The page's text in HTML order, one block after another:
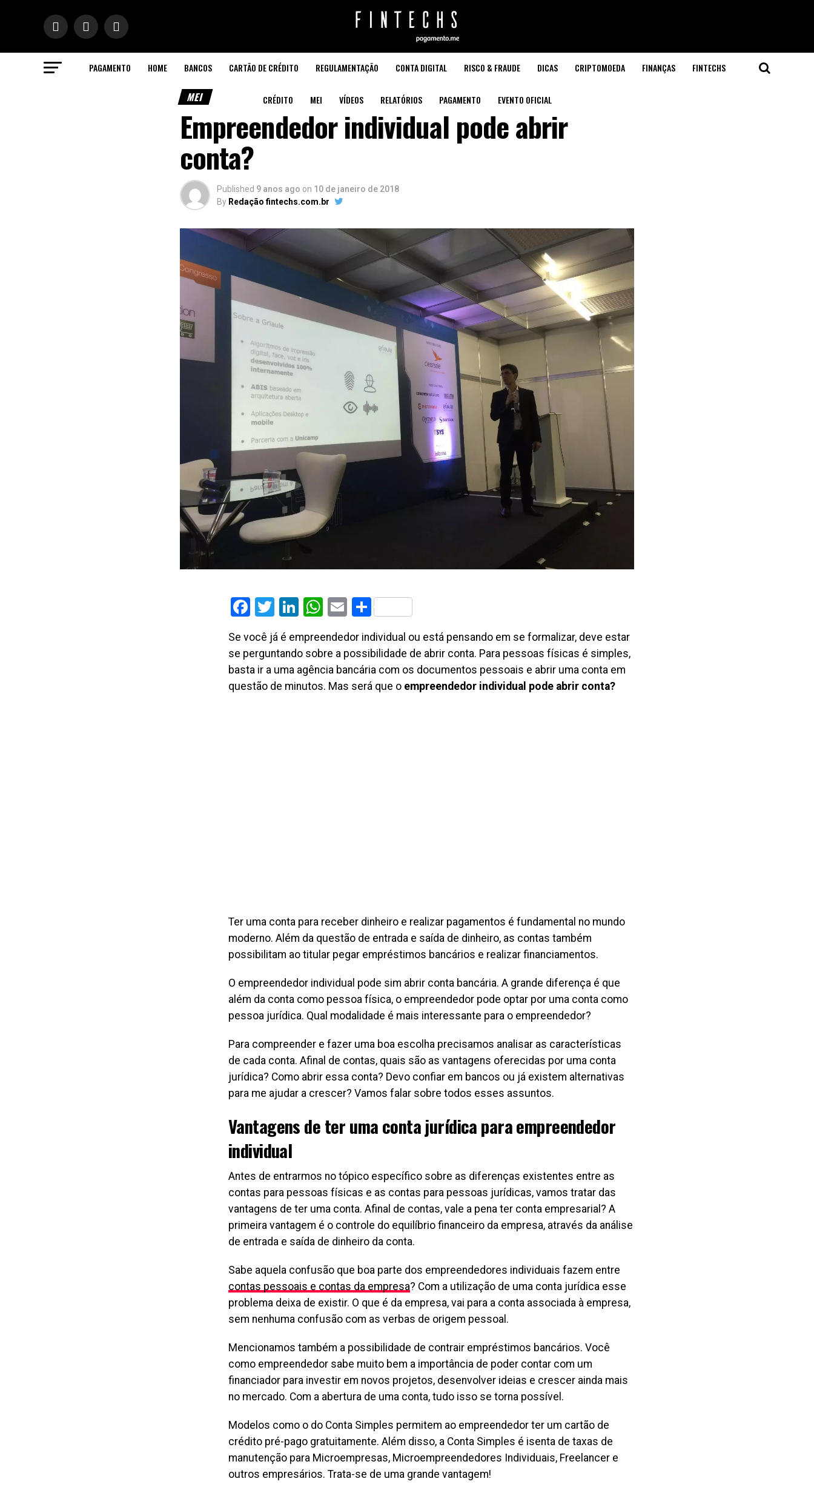
PAGAMENTO HOME BANCOS CARTÃO DE CRÉDITO REGULAMENTAÇÃO CONTA DIGITAL RISCO & FRAUDE DICAS CRIPTOMOEDA FINANÇAS FINTECHS
CRÉDITO MEI VÍDEOS RELATÓRIOS PAGAMENTO EVENTO OFICIAL
MEI
Empreendedor individual pode abrir
conta?
Published 9 anos ago on 10 de janeiro de 2018
By Redação fintechs.com.br
Facebook
Twitter
LinkedIn
WhatsApp
EmailShare
Se você já é empreendedor individual ou está pensando em se formalizar, deve estar
se perguntando sobre a possibilidade de abrir conta. Para pessoas físicas é simples,
basta ir a uma agência bancária com os documentos pessoais e abrir uma conta em
questão de minutos. Mas será que o empreendedor individual pode abrir conta?
Ter uma conta para receber dinheiro e realizar pagamentos é fundamental no mundo
moderno. Além da questão de entrada e saída de dinheiro, as contas também
possibilitam ao titular pegar empréstimos bancários e realizar financiamentos.
O empreendedor individual pode sim abrir conta bancária. A grande diferença é que
além da conta como pessoa física, o empreendedor pode optar por uma conta como
pessoa jurídica. Qual modalidade é mais interessante para o empreendedor?
Para compreender e fazer uma boa escolha precisamos analisar as características
de cada conta. Afinal de contas, quais são as vantagens oferecidas por uma conta
jurídica? Como abrir essa conta? Devo confiar em bancos ou já existem alternativas
para me ajudar a crescer? Vamos falar sobre todos esses assuntos.
Vantagens de ter uma conta jurídica para empreendedor
individual
Antes de entrarmos no tópico específico sobre as diferenças existentes entre as
contas para pessoas físicas e as contas para pessoas jurídicas, vamos tratar das
vantagens de ter uma conta. Afinal de contas, vale a pena ter conta empresarial? A
primeira vantagem é o controle do equilíbrio financeiro da empresa, através da análise
de entrada e saída de dinheiro da conta.
Sabe aquela confusão que boa parte dos empreendedores individuais fazem entre
contas pessoais e contas da empresa? Com a utilização de uma conta jurídica esse
problema deixa de existir. O que é da empresa, vai para a conta associada à empresa,
sem nenhuma confusão com as verbas de origem pessoal.
Mencionamos também a possibilidade de contrair empréstimos bancários. Você
como empreendedor sabe muito bem a importância de poder contar com um
financiador para investir em novos projetos, desenvolver ideias e crescer ainda mais
no mercado. Com a abertura de uma conta, tudo isso se torna possível.
Modelos como o do Conta Simples permitem ao empreendedor ter um cartão de
crédito pré-pago gratuitamente. Além disso, a Conta Simples é isenta de taxas de
manutenção para Microempresas, Microempreendedores Individuais, Freelancer e
outros empresários. Trata-se de uma grande vantagem!